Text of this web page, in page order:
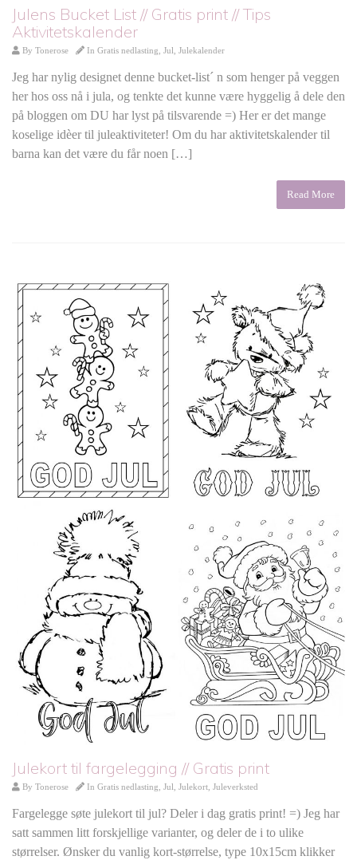
Julens Bucket List // Gratis print // Tips
Aktivitetskalender
By Tonerose In Gratis nedlasting Jul Julekalender
Jeg har nylig designet denne bucket-list´ n som henger på veggen
her hos oss nå i jula, og tenkte det kunne være hyggelig å dele den
på bloggen om DU har lyst på tilsvarende =) Her er det mange
koselige idèer til juleaktiviteter! Om du har aktivitetskalender til
barna kan det være du får noen […]
Read More
Julekort til fargelegging // Gratis print
By Tonerose In Gratis nedlasting Jul Julekort Juleverksted
Fargelegge søte julekort til jul? Deler i dag gratis print! =) Jeg har
satt sammen litt forskjellige varianter, og deler de i to ulike
størrelser. Ønsker du vanlig kort-størrelse, type 10x15cm klikker